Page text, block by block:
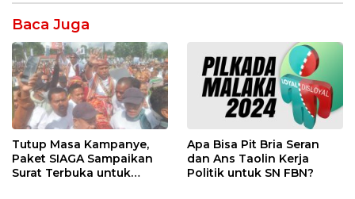
Baca Juga
Tutup Masa Kampanye,
Paket SIAGA Sampaikan
Surat Terbuka untuk
Apa Bisa Pit Bria Seran
dan Ans Taolin Kerja
Politik untuk SN FBN?